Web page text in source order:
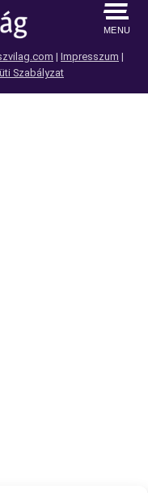
MENU
| Impresszum |
Szabályzat